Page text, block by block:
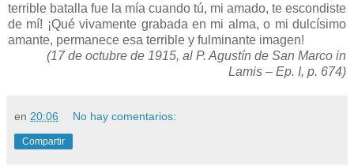
terrible batalla fue la mía cuando tú, mi amado, te escondiste
de mí! ¡Qué vivamente grabada en mi alma, o mi dulcísimo
amante, permanece esa terrible y fulminante imagen!
(17 de octubre de 1915, al P. Agustín de San Marco in
Lamis – Ep. I, p. 674)
en 20:06 No hay comentarios:
Compartir